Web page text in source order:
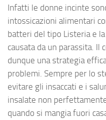
Infatti le donne incinte
intossicazioni alimentari
batteri del tipo Listeria e
causata da un parassita. Il
dunque una strategia
problemi. Sempre per lo
evitare gli insaccati e i
insalate non
quando si mangia fuori